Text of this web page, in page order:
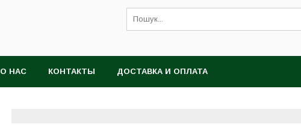
О НАС КОНТАКТЫ ДОСТАВКА И ОПЛАТА